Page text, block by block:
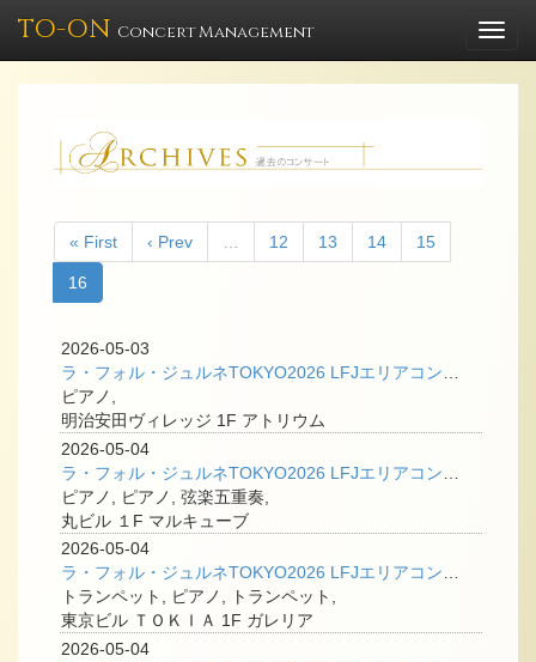
TO-ON Concert Management
« First ‹ Prev 12 13 14 15
16
2026-05-03
ピアノ,
明治安田ヴィレッジ 1F アトリウム
2026-05-04
ピアノ, ピアノ, 弦楽五重奏,
丸ビル １F マルキューブ
2026-05-04
ラ・フォル・ジュルネTOKYO2026 LFJエリアコンサート＠丸の内 「バロックの輝き ― 二つのトランペットの協奏」
トランペット, ピアノ, トランペット,
東京ビル ＴＯＫＩＡ 1F ガレリア
2026-05-04